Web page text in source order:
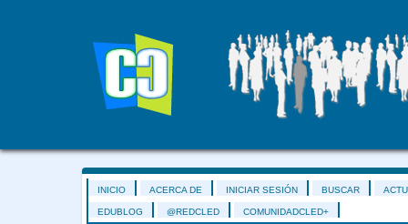
INICIO ACERCA DE INICIAR SESIÓN BUSCAR
EDUBLOG @REDCLED COMUNIDADCLED+